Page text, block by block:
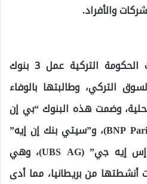
والأفراد.
في مايو/أيار 2020 أوقفت الحكومة التركية عمل 3 بنوك
التركي، وطالبتها بالوفاء
وضمت هذه البنوك “بي إن
بي باريبا إس إيه” (BNP Paribas SA)، و”سيتي بنك إن إيه”
(Citibank NA)، و”يو بي إس إيه جي” (UBS AG)، وهي
أنشطتها من بريطانيا، مما أدى